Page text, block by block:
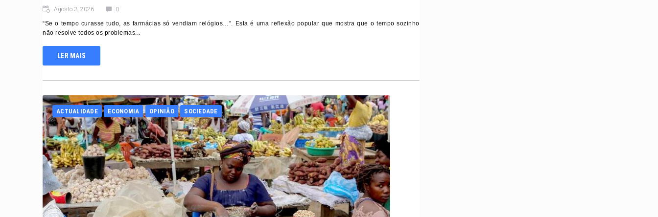
Agosto 3, 2026 0
“Se o tempo curasse tudo, as farmácias só vendiam relógios…”. Esta é uma reflexão popular que mostra que o tempo sozinho
não resolve todos os problemas...
LER MAIS
ACTUALIDADE ECONOMIA OPINIÃO SOCIEDADE